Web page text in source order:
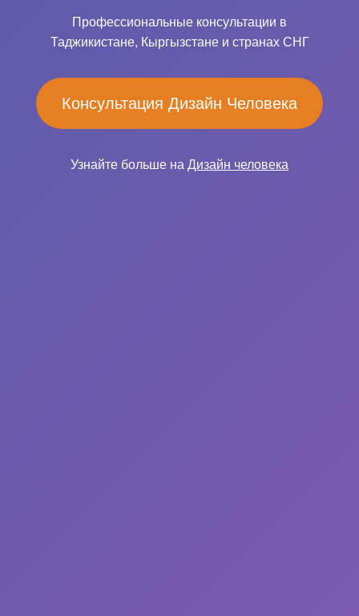
Профессиональные консультации в
Таджикистане, Кыргызстане и странах СНГ
Консультация Дизайн Человека
Узнайте больше на Дизайн человека